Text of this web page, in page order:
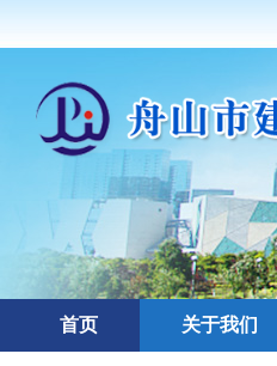
首页 关于我们